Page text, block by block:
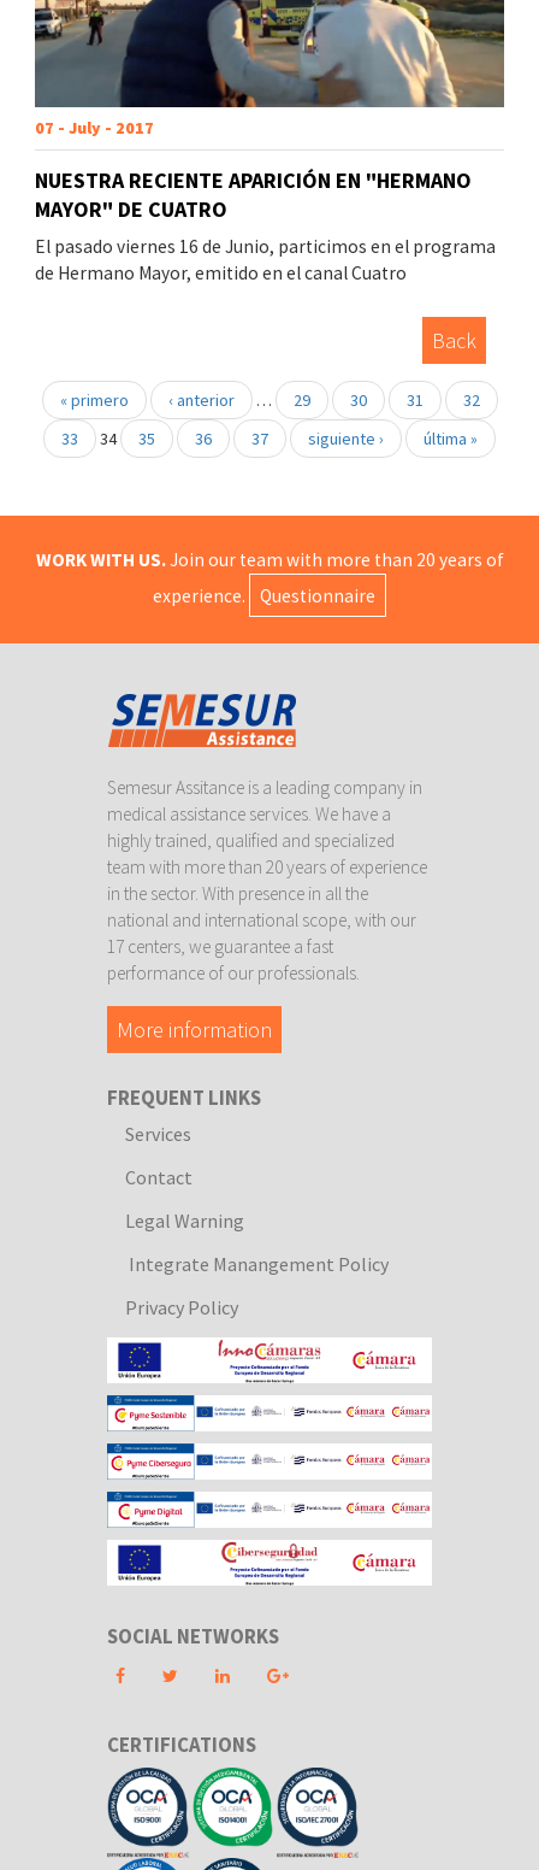
07 - July - 2017
NUESTRA RECIENTE APARICIÓN EN "HERMANO
MAYOR" DE CUATRO
El pasado viernes 16 de Junio, particimos en el programa
de Hermano Mayor, emitido en el canal Cuatro
Back
« primero ‹ anterior … 29 30 31
32
33
34 35 36 37 siguiente › última »
WORK WITH US.Join our team with more than 20 years of
experience.
Questionnaire
Semesur Assitance is a leading company in
medical assistance services. We have a
highly trained, qualified and specialized
team with more than 20 years of experience
in the sector. With presence in all the
national and international scope, with our
17 centers, we guarantee a fast
performance of our professionals.
More information
FREQUENT LINKS
Services
Contact
Legal Warning
Integrate Manangement Policy
Privacy Policy
SOCIAL NETWORKS
CERTIFICATIONS